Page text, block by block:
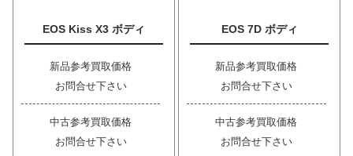
EOS Kiss X3 ボディ
新品参考買取価格
お問合せ下さい
中古参考買取価格
お問合せ下さい
EOS 7D ボディ
新品参考買取価格
お問合せ下さい
中古参考買取価格
お問合せ下さい